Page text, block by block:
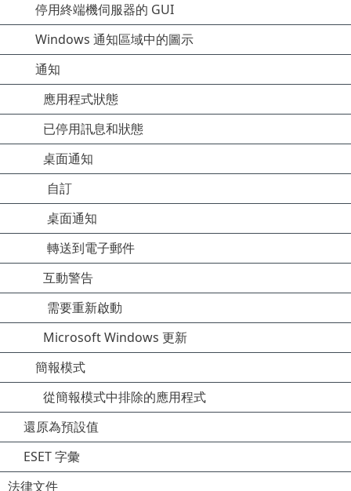
停用終端機伺服器的 GUI
Windows 通知區域中的圖示
通知
應用程式狀態
已停用訊息和狀態
桌面通知
自訂
桌面通知
轉送到電子郵件
互動警告
需要重新啟動
Microsoft Windows 更新
簡報模式
從簡報模式中排除的應用程式
還原為預設值
ESET 字彙
法律文件